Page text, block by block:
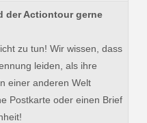
der Actiontour gerne
zu tun! Wir wissen, dass
leiden, als ihre
einer anderen Welt
Postkarte oder einen Brief